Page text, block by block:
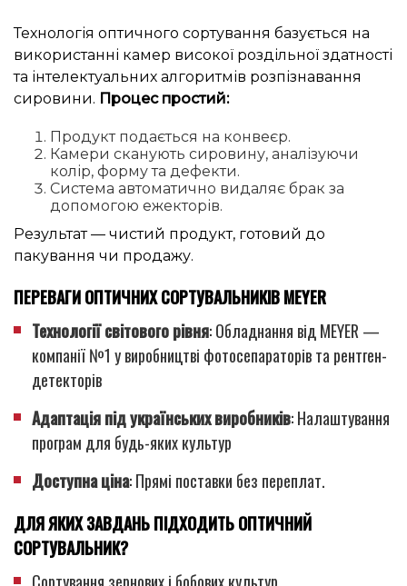
Технологія оптичного сортування базується на
використанні камер високої роздільної здатності
та інтелектуальних алгоритмів розпізнавання
сировини. Процес простий:
Продукт подається на конвеєр.
Камери сканують сировину, аналізуючи
колір, форму та дефекти.
Система автоматично видаляє брак за
допомогою ежекторів.
Результат — чистий продукт, готовий до
пакування чи продажу.
ПЕРЕВАГИ ОПТИЧНИХ СОРТУВАЛЬНИКІВ MEYER
Технології світового рівня: Обладнання від MEYER —
компанії №1 у виробництві фотосепараторів та рентген-
детекторів
Адаптація під українських виробників: Налаштування
програм для будь-яких культур
Доступна ціна: Прямі поставки без переплат.
ДЛЯ ЯКИХ ЗАВДАНЬ ПІДХОДИТЬ ОПТИЧНИЙ
СОРТУВАЛЬНИК?
Сортування зернових і бобових культур